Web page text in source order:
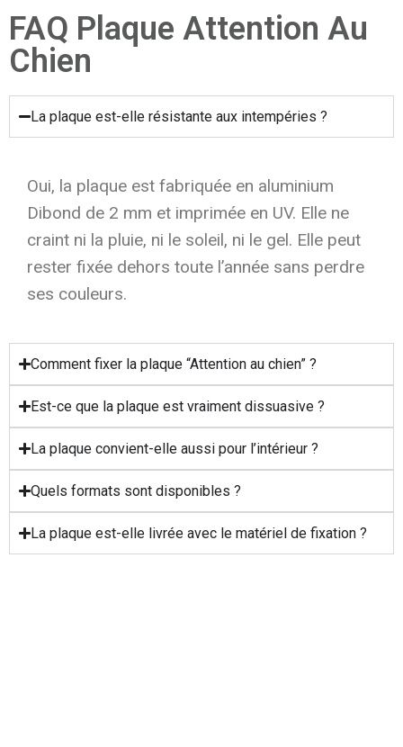
FAQ Plaque Attention Au
Chien
La plaque est-elle résistante aux intempéries ?
Oui, la plaque est fabriquée en aluminium
Dibond de 2 mm et imprimée en UV. Elle ne
craint ni la pluie, ni le soleil, ni le gel. Elle peut
rester fixée dehors toute l’année sans perdre
ses couleurs.
Comment fixer la plaque “Attention au chien” ?
Est-ce que la plaque est vraiment dissuasive ?
La plaque convient-elle aussi pour l’intérieur ?
Quels formats sont disponibles ?
La plaque est-elle livrée avec le matériel de fixation ?